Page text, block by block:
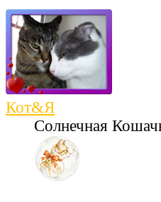
Кот&Я
Солнечная